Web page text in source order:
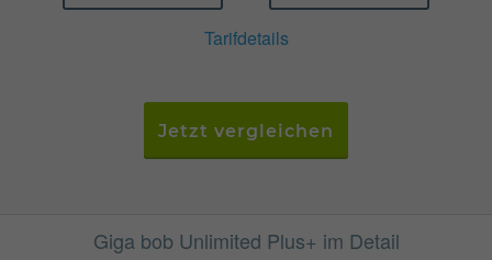
Tarifdetails
Jetzt vergleichen
Giga bob Unlimited Plus+ im Detail